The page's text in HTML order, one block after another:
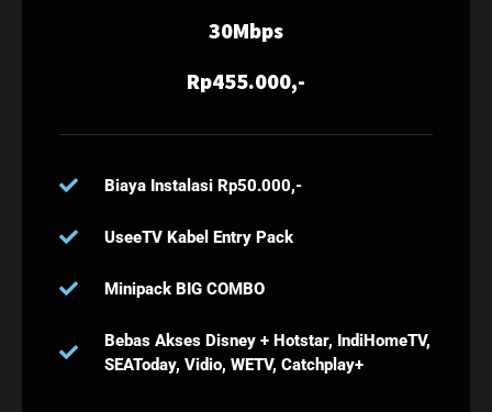
30Mbps
Rp455.000,-
Biaya Instalasi Rp50.000,-
UseeTV Kabel Entry Pack
Minipack BIG COMBO
Bebas Akses Disney + Hotstar, IndiHomeTV,
SEAToday, Vidio, WETV, Catchplay+